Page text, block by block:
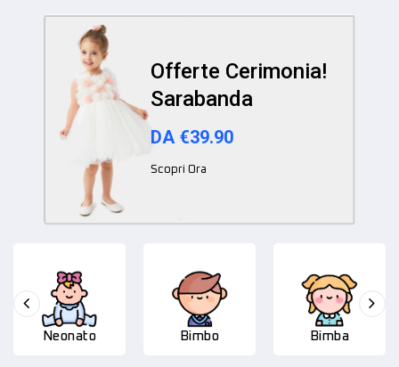
Offerte Cerimonia!
Sarabanda
DA €39.90
Scopri Ora
Neonato Bimbo Bimba